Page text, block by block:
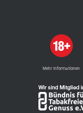
Mehr Informationen